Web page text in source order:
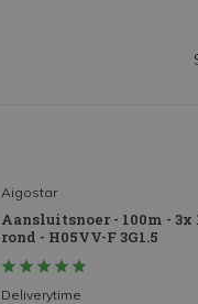
Aigostar
Aansluitsnoer - 100m -
rond - H05VV-F 3G1.5
Deliverytime